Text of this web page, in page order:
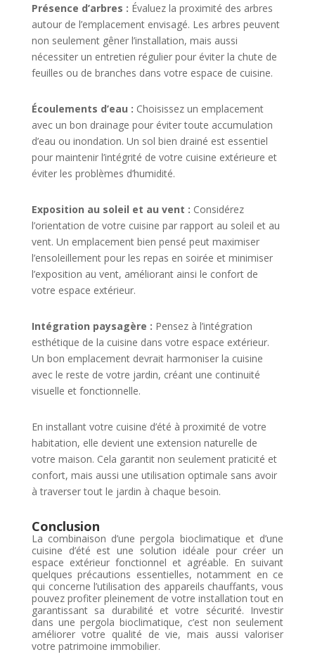
Présence d’arbres : Évaluez la proximité des arbres
autour de l’emplacement envisagé. Les arbres peuvent
non seulement gêner l’installation, mais aussi
nécessiter un entretien régulier pour éviter la chute de
feuilles ou de branches dans votre espace de cuisine.
Écoulements d’eau : Choisissez un emplacement
avec un bon drainage pour éviter toute accumulation
d’eau ou inondation. Un sol bien drainé est essentiel
pour maintenir l’intégrité de votre cuisine extérieure et
éviter les problèmes d’humidité.
Exposition au soleil et au vent : Considérez
l’orientation de votre cuisine par rapport au soleil et au
vent. Un emplacement bien pensé peut maximiser
l’ensoleillement pour les repas en soirée et minimiser
l’exposition au vent, améliorant ainsi le confort de
votre espace extérieur.
Intégration paysagère : Pensez à l’intégration
esthétique de la cuisine dans votre espace extérieur.
Un bon emplacement devrait harmoniser la cuisine
avec le reste de votre jardin, créant une continuité
visuelle et fonctionnelle.
En installant votre cuisine d’été à proximité de votre
habitation, elle devient une extension naturelle de
votre maison. Cela garantit non seulement praticité et
confort, mais aussi une utilisation optimale sans avoir
à traverser tout le jardin à chaque besoin.
Conclusion
La combinaison d’une pergola bioclimatique et d’une
cuisine d’été est une solution idéale pour créer un
espace extérieur fonctionnel et agréable. En suivant
quelques précautions essentielles, notamment en ce
qui concerne l’utilisation des appareils chauffants, vous
pouvez profiter pleinement de votre installation tout en
garantissant sa durabilité et votre sécurité. Investir
dans une pergola bioclimatique, c’est non seulement
améliorer votre qualité de vie, mais aussi valoriser
votre patrimoine immobilier.